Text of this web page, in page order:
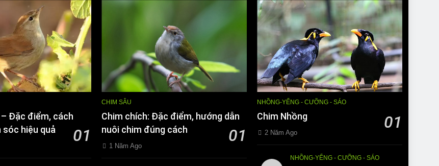
– Đặc điểm, cách
sóc hiệu quả
01
CHIM SÂU
Chim chích: Đặc điểm, hướng dẫn
nuôi chim đúng cách
01
1 Năm Ago
NHỒNG-YỂNG - CƯỠNG - SÁO
Chim Nhồng 01
2 Năm Ago
NHỒNG-YỂNG - CƯỠNG - SÁO